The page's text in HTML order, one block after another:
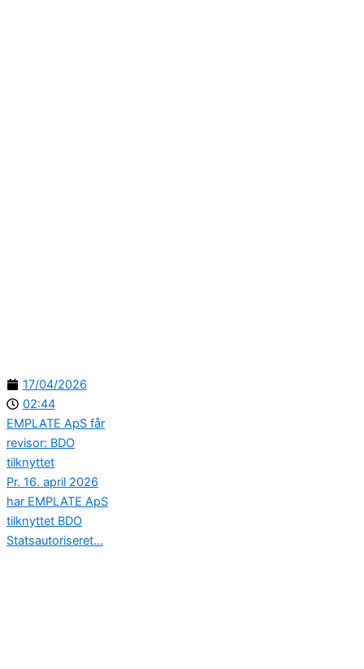
17/04/2026
02:44
EMPLATE ApS får
revisor: BDO
tilknyttet
Pr. 16. april 2026
har EMPLATE ApS
tilknyttet BDO
Statsautoriseret...